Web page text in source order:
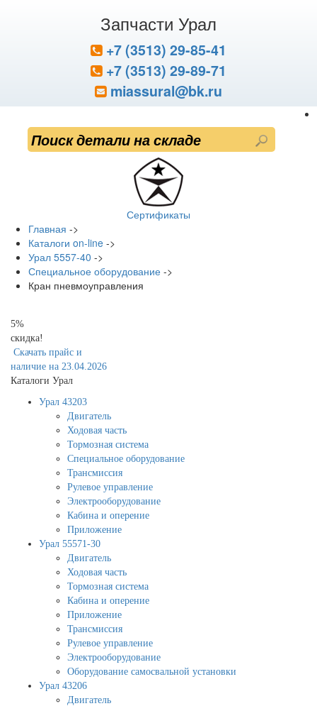
Запчасти Урал
+7 (3513) 29-85-41
+7 (3513) 29-89-71
miassural@bk.ru
Сертификаты
Главная ->
Каталоги on-line ->
Урал 5557-40 ->
Специальное оборудование ->
Кран пневмоуправления
5%
скидка!
Скачать прайс и
наличие на 23.04.2026
Каталоги Урал
Урал 43203
Двигатель
Ходовая часть
Тормозная система
Специальное оборудование
Трансмиссия
Рулевое управление
Электрооборудование
Кабина и оперение
Приложение
Урал 55571-30
Двигатель
Ходовая часть
Тормозная система
Кабина и оперение
Приложение
Трансмиссия
Рулевое управление
Электрооборудование
Оборудование самосвальной установки
Урал 43206
Двигатель